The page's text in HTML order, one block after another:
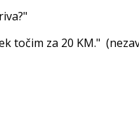
točim za 20 KM."